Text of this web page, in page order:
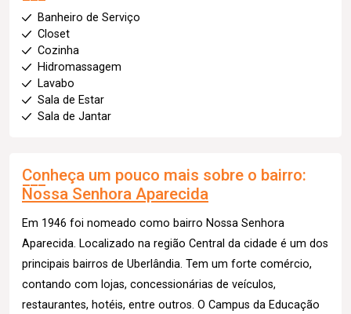
Banheiro de Serviço
Closet
Cozinha
Hidromassagem
Lavabo
Sala de Estar
Sala de Jantar
Conheça um pouco mais sobre o bairro:
Nossa Senhora Aparecida
Em 1946 foi nomeado como bairro Nossa Senhora
Aparecida. Localizado na região Central da cidade é um dos
principais bairros de Uberlândia. Tem um forte comércio,
contando com lojas, concessionárias de veículos,
restaurantes, hotéis, entre outros. O Campus da Educação